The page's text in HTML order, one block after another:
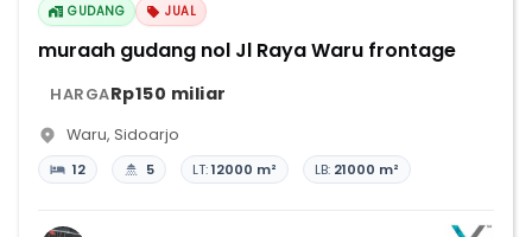
GUDANG JUAL
muraah gudang nol Jl Raya Waru frontage
HARGARp150 miliar
Waru, Sidoarjo
12 5 LT:12000 m² LB: 21000 m²